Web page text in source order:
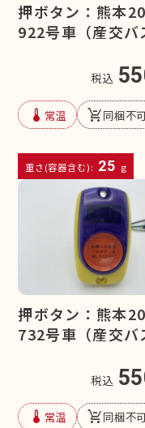
押ボタン：熊本
922号車（産交バ
税込
device_thermostat 常温 remove_shopping_cart同梱不
重さ(容器含む): 25 g
押ボタン：熊本
732号車（産交バ
税込
device_thermostat 常温 remove_shopping_cart同梱不